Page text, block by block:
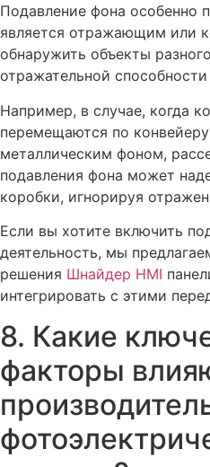
Подавление фона особенно
является отражающим или
обнаружить объекты
отражательной
Например, в случае, когда
перемещаются по
металлическим фоном,
подавления фона может
коробки, игнорируя
Если вы хотите включить
деятельность, мы
решения Шнайдер HMI
интегрировать с этими
8. Какие
факторы